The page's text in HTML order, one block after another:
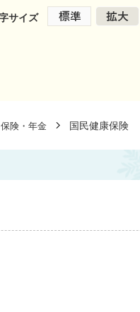
サイズ
険・年金 国民健康保険